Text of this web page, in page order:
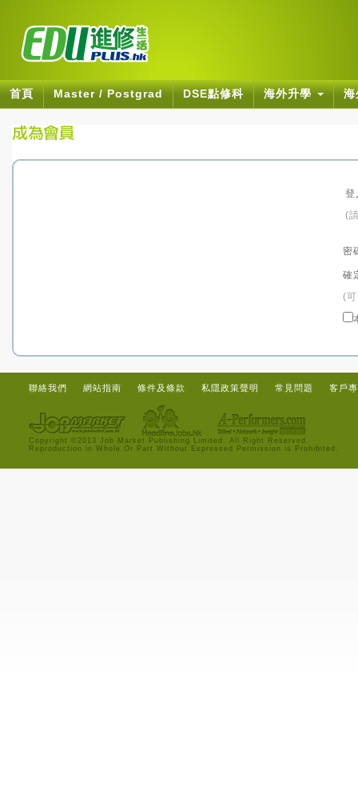
首頁 Master / Postgrad DSE點修科 海外升學
登
(
密
確
(
聯絡我們 網站指南 條件及條款 私隱政策聲明 常見問題 客戶
Copyright ©2013 Job Market Publishing Limited. All Right Reserved.
Reproduction in Whole Or Part Without Expressed Permission is Prohibited.